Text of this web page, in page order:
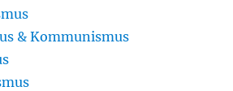
& Kommunismus